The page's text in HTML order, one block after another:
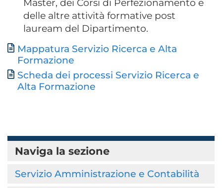
Master, dei Corsi di Perfezionamento e
delle altre attività formative post
lauream del Dipartimento.
Documento
Mappatura Servizio Ricerca e Alta
Formazione
Scheda dei processi Servizio Ricerca e
Alta Formazione
Naviga la sezione
Servizio Amministrazione e Contabilità